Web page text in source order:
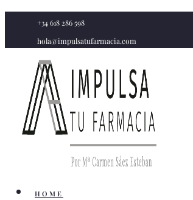
contenido
+34 618 286 598
hola@impulsatufarmacia.com
HOME